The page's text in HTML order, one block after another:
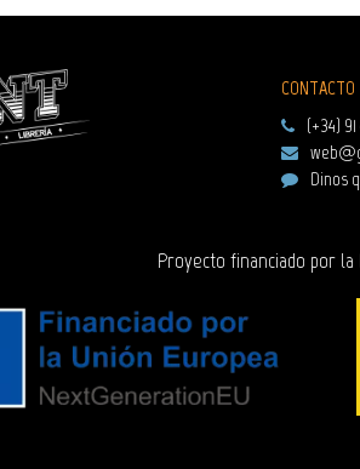
CONTACTO
(+34)
Dinos
Proyecto financiado por